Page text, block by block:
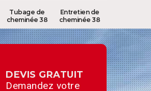
Tubage de
cheminée 38
Entretien de
cheminée 38
DEVIS GRATUIT
Demandez votre